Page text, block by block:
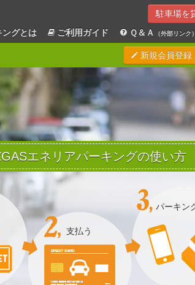
駐車場を
グとは ご利用ガイド Ｑ＆Ａ （外部リンク）
新規会員登録
エネリアパーキングの使い方
支払う
パーキン